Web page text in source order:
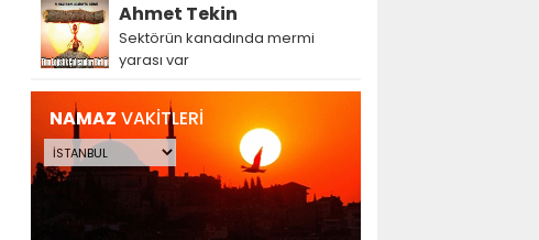
Ahmet Tekin
Sektörün kanadında mermi
yarası var
NAMAZ VAKİTLERİ